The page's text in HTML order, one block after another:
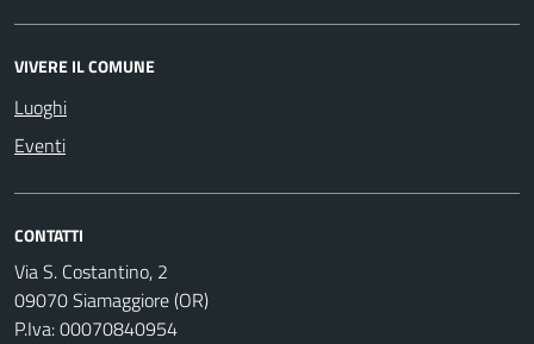
VIVERE IL COMUNE
Luoghi
Eventi
CONTATTI
Via S. Costantino, 2
09070 Siamaggiore (OR)
P.Iva: 00070840954